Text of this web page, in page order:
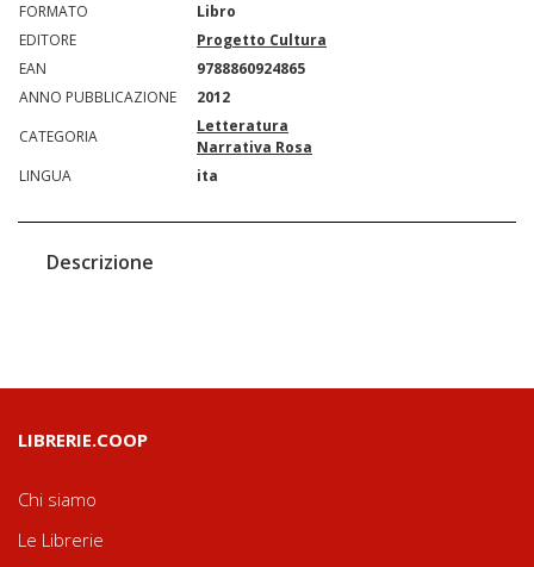
FORMATO
Libro
EDITORE
Progetto Cultura
EAN
9788860924865
ANNO PUBBLICAZIONE
2012
CATEGORIA
Letteratura
Narrativa Rosa
LINGUA
ita
Descrizione
LIBRERIE.COOP
Chi siamo
Le Librerie